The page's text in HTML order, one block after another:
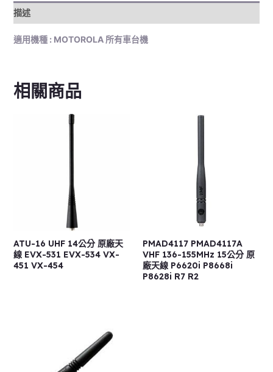
描述
適用機種 : MOTOROLA 所有車台機
相關商品
ATU-16 UHF 14公分 原廠天
線 EVX-531 EVX-534 VX-
451 VX-454
PMAD4117 PMAD4117A
VHF 136-155MHz 15公分 原
廠天線 P6620i P8668i
P8628i R7 R2